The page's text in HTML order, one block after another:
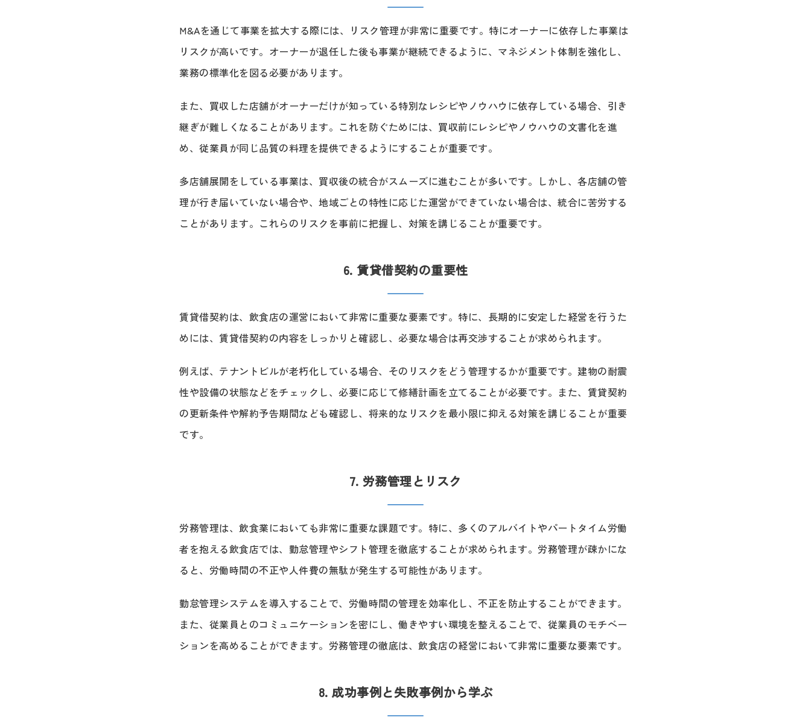
M&Aを通じて事業を拡大する際には、リスク管理が非常に重要です。特にオーナーに依存した事業は
リスクが高いです。オーナーが退任した後も事業が継続できるように、マネジメント体制を強化し、
業務の標準化を図る必要があります。
また、買収した店舗がオーナーだけが知っている特別なレシピやノウハウに依存している場合、引き
継ぎが難しくなることがあります。これを防ぐためには、買収前にレシピやノウハウの文書化を進
め、従業員が同じ品質の料理を提供できるようにすることが重要です。
多店舗展開をしている事業は、買収後の統合がスムーズに進むことが多いです。しかし、各店舗の管
理が行き届いていない場合や、地域ごとの特性に応じた運営ができていない場合は、統合に苦労する
ことがあります。これらのリスクを事前に把握し、対策を講じることが重要です。
6. 賃貸借契約の重要性
賃貸借契約は、飲食店の運営において非常に重要な要素です。特に、長期的に安定した経営を行うた
めには、賃貸借契約の内容をしっかりと確認し、必要な場合は再交渉することが求められます。
例えば、テナントビルが老朽化している場合、そのリスクをどう管理するかが重要です。建物の耐震
性や設備の状態などをチェックし、必要に応じて修繕計画を立てることが必要です。また、賃貸契約
の更新条件や解約予告期間なども確認し、将来的なリスクを最小限に抑える対策を講じることが重要
です。
7. 労務管理とリスク
労務管理は、飲食業においても非常に重要な課題です。特に、多くのアルバイトやパートタイム労働
者を抱える飲食店では、勤怠管理やシフト管理を徹底することが求められます。労務管理が疎かにな
ると、労働時間の不正や人件費の無駄が発生する可能性があります。
勤怠管理システムを導入することで、労働時間の管理を効率化し、不正を防止することができます。
また、従業員とのコミュニケーションを密にし、働きやすい環境を整えることで、従業員のモチベー
ションを高めることができます。労務管理の徹底は、飲食店の経営において非常に重要な要素です。
8. 成功事例と失敗事例から学ぶ